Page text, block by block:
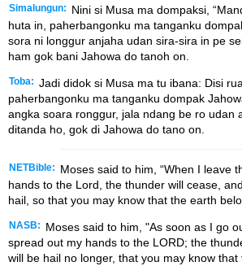
Simalungun:
Nini si Musa ma dompaksi,
huta in, paherbangonku ma tanganku
sora ni longgur anjaha udan sira-sira in pe
ham gok bani Jahowa do tanoh on.
Toba: Jadi didok si Musa ma tu ibana: Disi
paherbangonku ma tanganku dompak
angka soara ronggur, jala ndang be ro udan
ditanda ho, gok di Jahowa do tano on.
NETBible:
Moses said to him, “When I leave
hands to the Lord , the thunder will cease,
hail, so that you may know that the earth
NASB:
Moses said to him, "As soon as I go
spread out my hands to the LORD; the
will be hail no longer, that you may know